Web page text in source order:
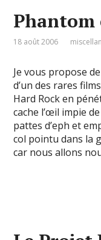
Phantom
18 août 2006
Je vous propose
d’un des rares
Hard Rock en
cache l’œil impie
pattes d’eph et
col pointu dans la
car nous allons